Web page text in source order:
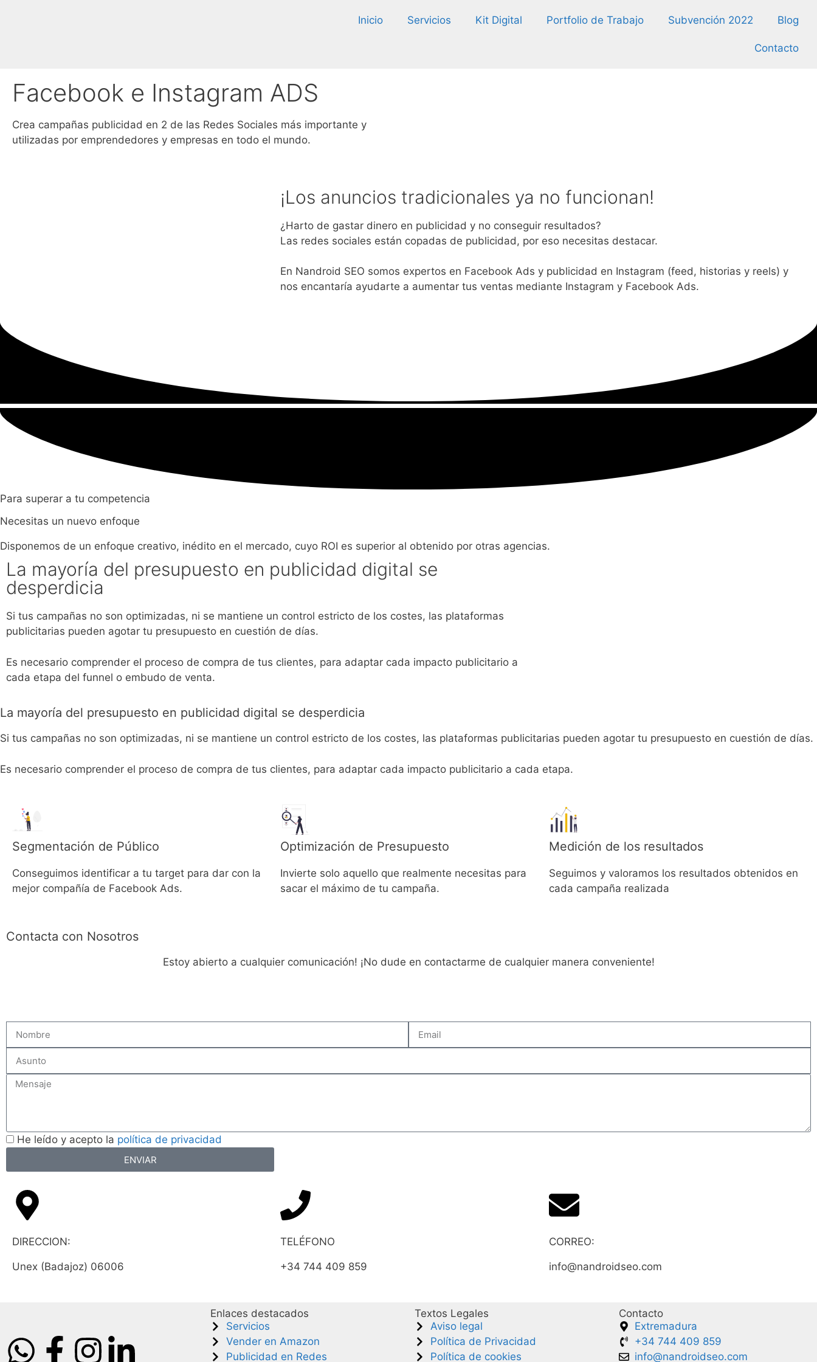
Inicio Servicios Kit Digital Portfolio de Trabajo Subvención 2022 Blog
Contacto
Facebook e Instagram ADS
Crea campañas publicidad en 2 de las Redes Sociales más importante y
utilizadas por emprendedores y empresas en todo el mundo.
¡Los anuncios tradicionales ya no funcionan!
¿Harto de gastar dinero en publicidad y no conseguir resultados?
Las redes sociales están copadas de publicidad, por eso necesitas destacar.
En Nandroid SEO somos expertos en Facebook Ads y publicidad en Instagram (feed, historias y reels) y
nos encantaría ayudarte a aumentar tus ventas mediante Instagram y Facebook Ads.
Para superar a tu competencia
Necesitas un nuevo enfoque
Disponemos de un enfoque creativo, inédito en el mercado, cuyo ROI es superior al obtenido por otras agencias.
La mayoría del presupuesto en publicidad digital se
desperdicia
Si tus campañas no son optimizadas, ni se mantiene un control estricto de los costes, las plataformas
publicitarias pueden agotar tu presupuesto en cuestión de días.
Es necesario comprender el proceso de compra de tus clientes, para adaptar cada impacto publicitario a
cada etapa del funnel o embudo de venta.
La mayoría del presupuesto en publicidad digital se desperdicia
Si tus campañas no son optimizadas, ni se mantiene un control estricto de los costes, las plataformas publicitarias pueden agotar tu presupuesto en cuestión de días.
Es necesario comprender el proceso de compra de tus clientes, para adaptar cada impacto publicitario a cada etapa.
Segmentación de Público
Conseguimos identificar a tu target para dar con la
mejor compañía de Facebook Ads.
Optimización de Presupuesto
Invierte solo aquello que realmente necesitas para
sacar el máximo de tu campaña.
Medición de los resultados
Seguimos y valoramos los resultados obtenidos en
cada campaña realizada
Contacta con Nosotros
Estoy abierto a cualquier comunicación! ¡No dude en contactarme de cualquier manera conveniente!
He leído y acepto la política de privacidad
ENVIAR
DIRECCION:
Unex (Badajoz) 06006
TELÉFONO
+34 744 409 859
CORREO:
info@nandroidseo.com
Enlaces destacados
Servicios
Vender en Amazon
Publicidad en Redes
Textos Legales
Aviso legal
Política de Privacidad
Política de cookies
Contacto
Extremadura
+34 744 409 859
info@nandroidseo.com